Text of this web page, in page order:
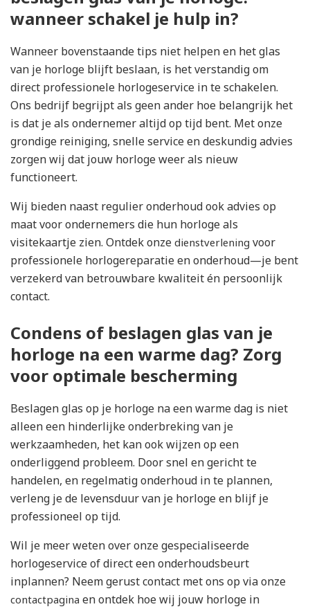
wanneer schakel je hulp in?
Wanneer bovenstaande tips niet helpen en het glas
van je horloge blijft beslaan, is het verstandig om
direct professionele horlogeservice in te schakelen.
Ons bedrijf begrijpt als geen ander hoe belangrijk het
is dat je als ondernemer altijd op tijd bent. Met onze
grondige reiniging, snelle service en deskundig advies
zorgen wij dat jouw horloge weer als nieuw
functioneert.
Wij bieden naast regulier onderhoud ook advies op
maat voor ondernemers die hun horloge als
visitekaartje zien. Ontdek onze dienstverlening voor
professionele horlogereparatie en onderhoud—je bent
verzekerd van betrouwbare kwaliteit én persoonlijk
contact.
Condens of beslagen glas van je
horloge na een warme dag? Zorg
voor optimale bescherming
Beslagen glas op je horloge na een warme dag is niet
alleen een hinderlijke onderbreking van je
werkzaamheden, het kan ook wijzen op een
onderliggend probleem. Door snel en gericht te
handelen, en regelmatig onderhoud in te plannen,
verleng je de levensduur van je horloge en blijf je
professioneel op tijd.
Wil je meer weten over onze gespecialiseerde
horlogeservice of direct een onderhoudsbeurt
inplannen? Neem gerust contact met ons op via onze
contactpagina en ontdek hoe wij jouw horloge in